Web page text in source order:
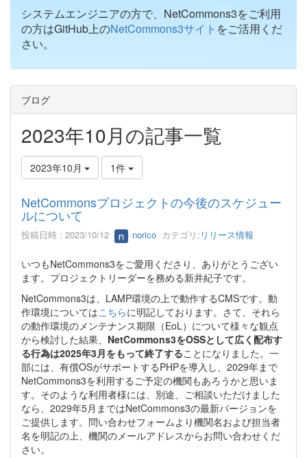
システムエンジニアの方で、NetCommons3をご利用
の方はGitHub上のNetCommons3サイト をご活用くだ
さい。
ブログ
2023年10月の記事一覧
2023年10月 1件
NetCommonsプロジェクトの今後のスケジュー
ルについて
投稿日時 : 2023/10/12 norico カテゴリ: リリース情報
いつもNetCommons3をご愛用くださり、ありがとうござい
ます。プロジェクトリーダーを務める新井紀子です。
NetCommons3は、LAMP環境の上で動作するCMSです。動
作環境についてはこちらに明記しております。さて、それら
の動作環境のメンテナンス期限（EoL）について様々な観点
から検討した結果、 NetCommons3をOSSとして広く配布す
る行為は2025年3月をもって終了することになりました。一
部には、有償OSがサポートするPHPを導入し、2029年まで
NetCommons3を利用するご予定の機関もあろうかと思いま
す。そのような利用者様には、別途、ご相談いただけました
なら、2029年5月まではNetCommons3の最新バージョンを
ご提供します。問い合わせフォームより機関名および担当者
名を明記の上、機関のメールアドレスからお問い合わせくだ
さい。